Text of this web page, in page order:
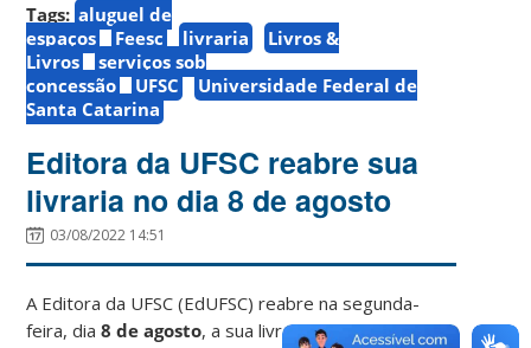
Tags: aluguel de
espaços
Feesc livraria
Livros &
Livros
serviços sob
concessão
UFSC
Universidade Federal de
Santa Catarina
Editora da UFSC reabre sua
livraria no dia 8 de agosto
03/08/2022 14:51
A Editora da UFSC (EdUFSC) reabre na segunda-
feira, dia8 de agosto, a sua livraria localizada no